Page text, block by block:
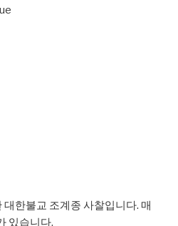
한불교 조계종 사찰입니다. 매
있습니다.